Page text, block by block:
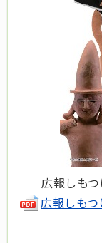
広報しも
広報しも